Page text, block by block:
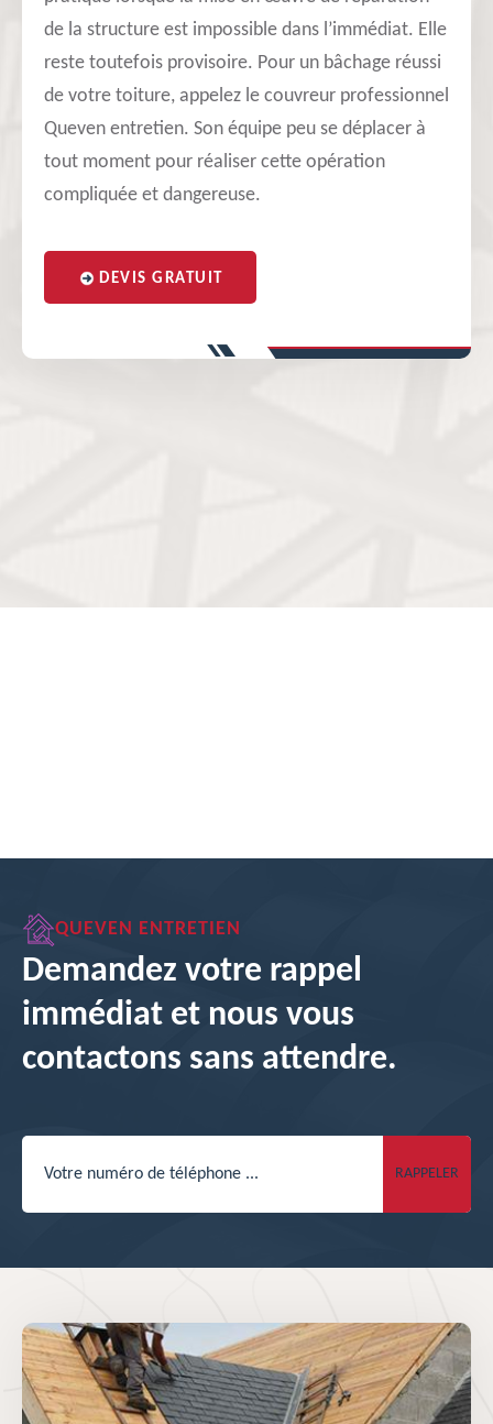
de la structure est impossible dans l’immédiat. Elle
reste toutefois provisoire. Pour un bâchage réussi
de votre toiture, appelez le couvreur professionnel
Queven entretien. Son équipe peu se déplacer à
tout moment pour réaliser cette opération
compliquée et dangereuse.
DEVIS GRATUIT
QUEVEN ENTRETIEN
Demandez votre rappel
immédiat et nous vous
contactons sans attendre.